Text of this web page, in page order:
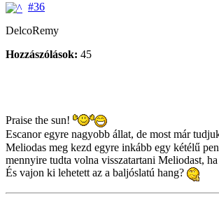
#36
DelcoRemy
Hozzászólások: 45
Praise the sun!
Escanor egyre nagyobb állat, de most már
Meliodas meg kezd egyre inkább egy kétélű
mennyire tudta volna visszatartani Meliodast,
És vajon ki lehetett az a baljóslatú hang?